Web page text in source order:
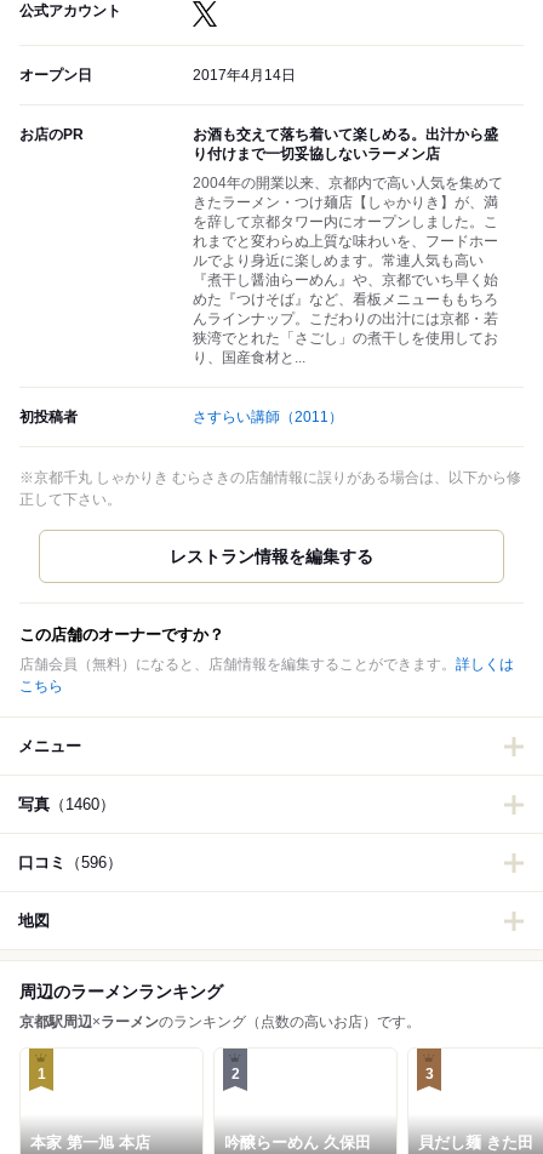
公式アカウント
オープン日 2017年4月14日
お店のPR
お酒も交えて落ち着いて楽しめる。出汁から盛
り付けまで一切妥協しないラーメン店
2004年の開業以来、京都内で高い人気を集めて
きたラーメン・つけ麺店【しゃかりき】が、満
を辞して京都タワー内にオープンしました。こ
れまでと変わらぬ上質な味わいを、フードホー
ルでより身近に楽しめます。常連人気も高い
『煮干し醤油らーめん』や、京都でいち早く始
めた『つけそば』など、看板メニューももちろ
んラインナップ。こだわりの出汁には京都・若
狭湾でとれた「さごし」の煮干しを使用してお
り、国産食材と...
初投稿者 さすらい講師 （2011）
※京都千丸 しゃかりき むらさきの店舗情報に誤りがある場合は、以下から修
正して下さい。
この店舗のオーナーですか？
店舗会員（無料）になると、店舗情報を編集することができます。 詳しくは
こちら
メニュー
写真 （1460）
口コミ （596）
地図
周辺のラーメンランキング
京都駅周辺×ラーメンのランキング（点数の高いお店）です。
1
本家 第一旭 本店
2
吟醸らーめん 久保田
3
貝だし麺 きた田